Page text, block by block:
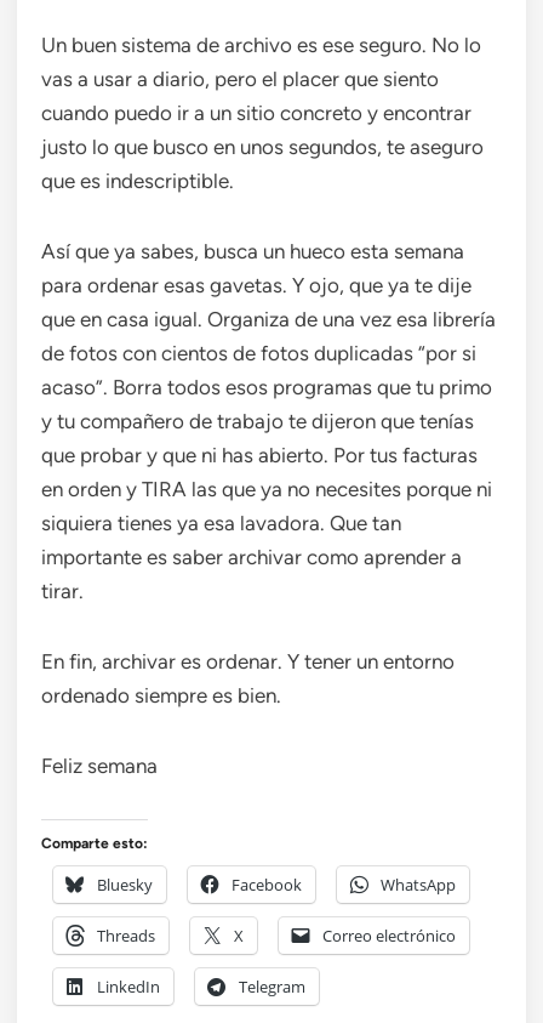
Un buen sistema de archivo es ese seguro. No lo
vas a usar a diario, pero el placer que siento
cuando puedo ir a un sitio concreto y encontrar
justo lo que busco en unos segundos, te aseguro
que es indescriptible.
Así que ya sabes, busca un hueco esta semana
para ordenar esas gavetas. Y ojo, que ya te dije
que en casa igual. Organiza de una vez esa librería
de fotos con cientos de fotos duplicadas “por si
acaso”. Borra todos esos programas que tu primo
y tu compañero de trabajo te dijeron que tenías
que probar y que ni has abierto. Por tus facturas
en orden y TIRA las que ya no necesites porque ni
siquiera tienes ya esa lavadora. Que tan
importante es saber archivar como aprender a
tirar.
En fin, archivar es ordenar. Y tener un entorno
ordenado siempre es bien.
Feliz semana
Comparte esto:
Bluesky Facebook WhatsApp
Threads X Correo electrónico
LinkedIn Telegram